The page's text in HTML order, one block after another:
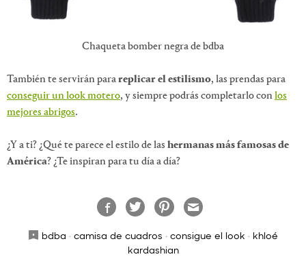
Chaqueta bomber negra de bdba
También te servirán parareplicar el estilismo, las prendas para
conseguir un look motero, y siempre podrás completarlo conlos
mejores abrigos.
¿Y a ti? ¿Qué te parece el estilo de las hermanas más famosas de
América? ¿Te inspiran para tu día a día?
bdba · camisa de cuadros · consigue el look · khloé
kardashian